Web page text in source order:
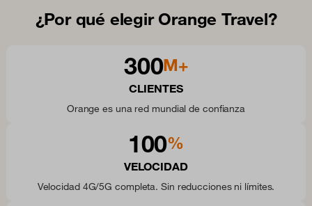
¿Por qué elegir Orange Travel?
300M+
CLIENTES
Orange es una red mundial de confianza
100%
VELOCIDAD
Velocidad 4G/5G completa. Sin reducciones ni límites.